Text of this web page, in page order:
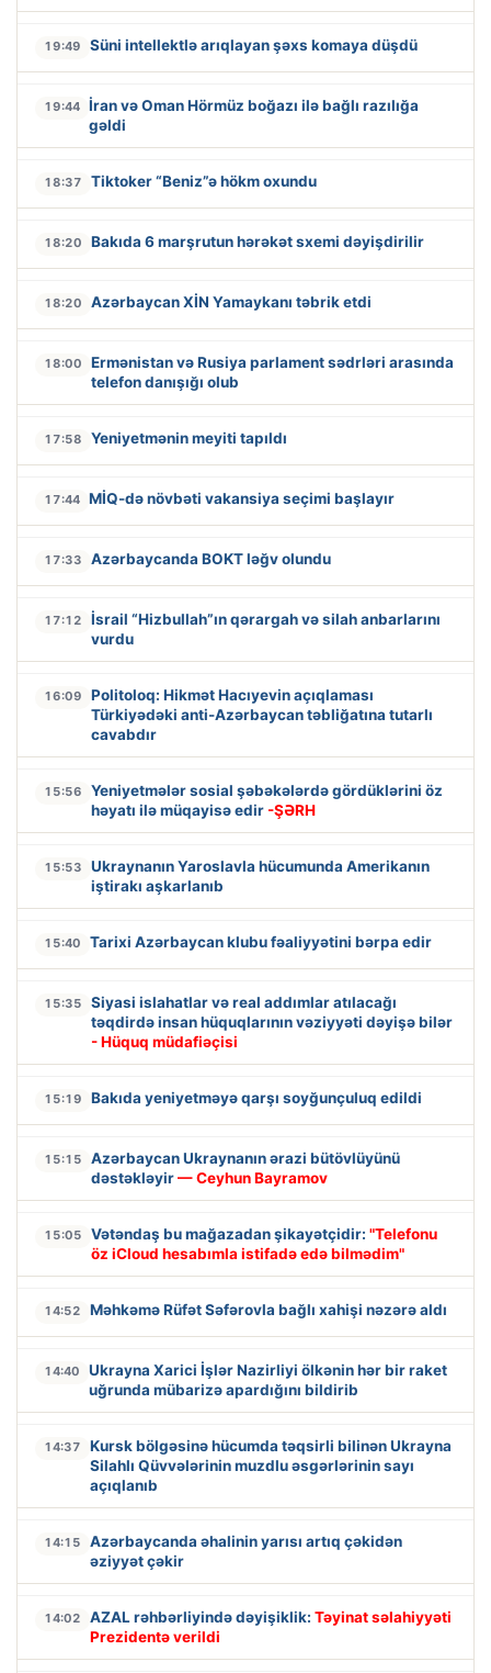
19:49 Süni intellektlə arıqlayan şəxs komaya düşdü
19:44 İran və Oman Hörmüz boğazı ilə bağlı razılığa
gəldi
18:37 Tiktoker “Beniz”ə hökm oxundu
18:20 Bakıda 6 marşrutun hərəkət sxemi dəyişdirilir
18:20 Azərbaycan XİN Yamaykanı təbrik etdi
18:00
Ermənistan və Rusiya parlament sədrləri arasında
telefon danışığı olub
17:58 Yeniyetmənin meyiti tapıldı
17:44 MİQ-də növbəti vakansiya seçimi başlayır
17:33 Azərbaycanda BOKT ləğv olundu
17:12
İsrail “Hizbullah”ın qərargah və silah anbarlarını
vurdu
16:09
Politoloq: Hikmət Hacıyevin açıqlaması
Türkiyədəki anti-Azərbaycan təbliğatına tutarlı
cavabdır
15:56
Yeniyetmələr sosial şəbəkələrdə gördüklərini öz
həyatı ilə müqayisə edir -ŞƏRH
15:53
Ukraynanın Yaroslavla hücumunda Amerikanın
iştirakı aşkarlanıb
15:40 Tarixi Azərbaycan klubu fəaliyyətini bərpa edir
15:35
Siyasi islahatlar və real addımlar atılacağı
təqdirdə insan hüquqlarının vəziyyəti dəyişə bilər
- Hüquq müdafiəçisi
15:19 Bakıda yeniyetməyə qarşı soyğunçuluq edildi
15:15
Azərbaycan Ukraynanın ərazi bütövlüyünü
dəstəkləyir— Ceyhun Bayramov
15:05 Vətəndaş bu mağazadan şikayətçidir: "Telefonu
öz iCloud hesabımla istifadə edə bilmədim"
14:52 Məhkəmə Rüfət Səfərovla bağlı xahişi nəzərə aldı
14:40
Ukrayna Xarici İşlər Nazirliyi ölkənin hər bir raket
uğrunda mübarizə apardığını bildirib
14:37
Kursk bölgəsinə hücumda təqsirli bilinən Ukrayna
Silahlı Qüvvələrinin muzdlu əsgərlərinin sayı
açıqlanıb
14:15
Azərbaycanda əhalinin yarısı artıq çəkidən
əziyyət çəkir
14:02 AZAL rəhbərliyində dəyişiklik: Təyinat səlahiyyəti
Prezidentə verildi